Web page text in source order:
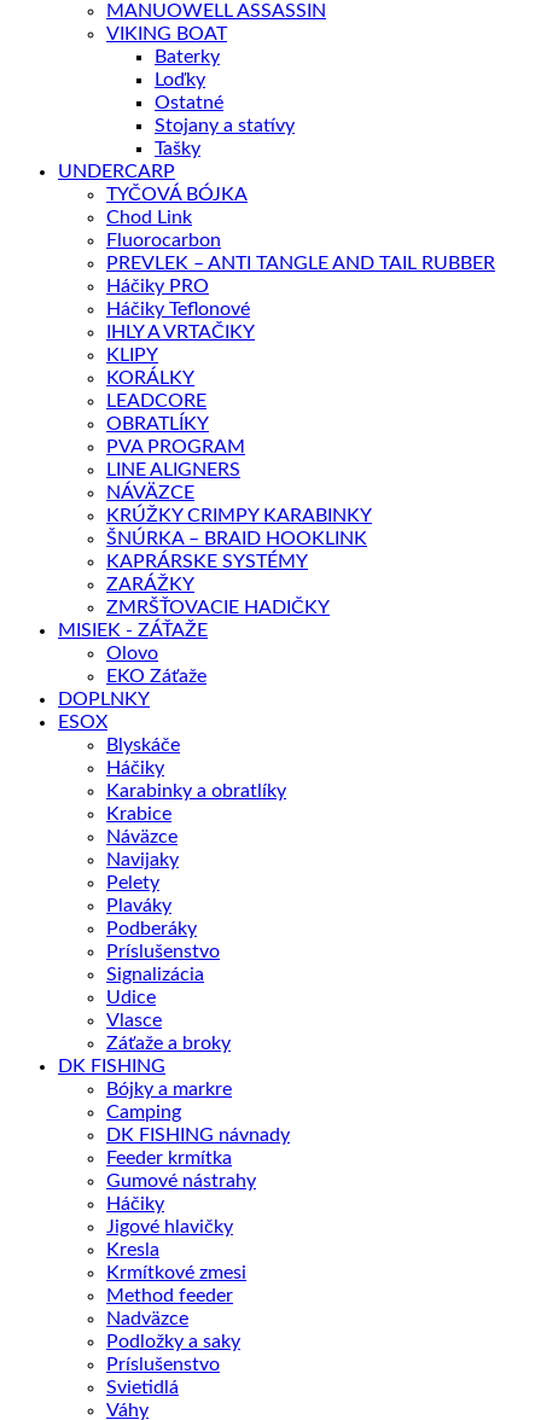
MANUOWELL ASSASSIN
VIKING BOAT
Baterky
Loďky
Ostatné
Stojany a statívy
Tašky
UNDERCARP
TYČOVÁ BÓJKA
Chod Link
Fluorocarbon
PREVLEK – ANTI TANGLE AND TAIL RUBBER
Háčiky PRO
Háčiky Teflonové
IHLY A VRTAČIKY
KLIPY
KORÁLKY
LEADCORE
OBRATLÍKY
PVA PROGRAM
LINE ALIGNERS
NÁVÄZCE
KRÚŽKY CRIMPY KARABINKY
ŠNÚRKA – BRAID HOOKLINK
KAPRÁRSKE SYSTÉMY
ZARÁŽKY
ZMRŠŤOVACIE HADIČKY
MISIEK - ZÁŤAŽE
Olovo
EKO Záťaže
DOPLNKY
ESOX
Blyskáče
Háčiky
Karabinky a obratlíky
Krabice
Náväzce
Navijaky
Pelety
Plaváky
Podberáky
Príslušenstvo
Signalizácia
Udice
Vlasce
Záťaže a broky
DK FISHING
Bójky a markre
Camping
DK FISHING návnady
Feeder krmítka
Gumové nástrahy
Háčiky
Jigové hlavičky
Kresla
Krmítkové zmesi
Method feeder
Nadväzce
Podložky a saky
Príslušenstvo
Svietidlá
Váhy